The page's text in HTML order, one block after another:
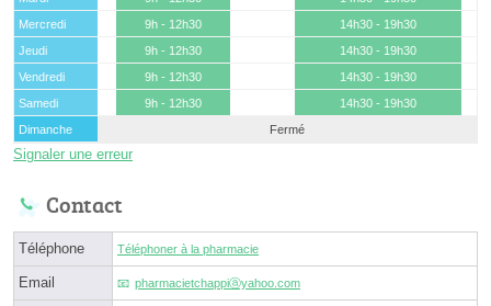
Mercredi
9h - 12h30
14h30 - 19h30
Jeudi
9h - 12h30
14h30 - 19h30
Vendredi
9h - 12h30
14h30 - 19h30
Samedi
9h - 12h30
14h30 - 19h30
Dimanche
Fermé
Signaler une erreur
Contact
Téléphone Téléphoner à la pharmacie
Email pharmacietchappiⓐyahoo.com